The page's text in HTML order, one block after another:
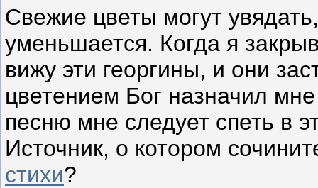
Свежие цветы могут
уменьшается. Когда я
вижу эти георгины, и они
цветением Бог назначил
песню мне следует спеть в
Источник, о котором
стихи?